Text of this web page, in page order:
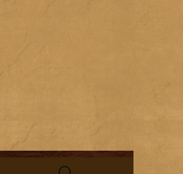
の
とした、お酒
情報を随時更
検